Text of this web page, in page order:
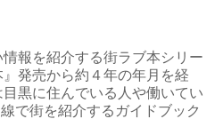
報を紹介する街ラブ本シリー
発売から約４年の年月を経
黒に住んでいる人や働いてい
で街を紹介するガイドブック